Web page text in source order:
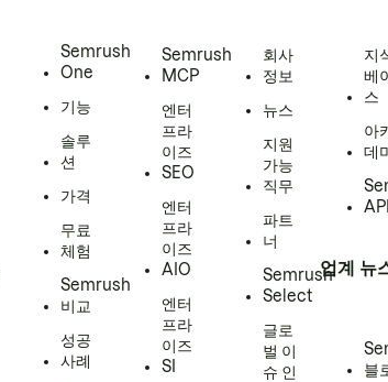
Semrush
One
기능
솔루
션
가격
무료
체험
Semrush
비교
성공
사례
Semrush
MCP
엔터
프라
이즈
SEO
엔터
프라
이즈
AIO
엔터
프라
이즈
SI
회사
정보
뉴스
지원
가능
직무
파트
너
Semrush
Select
글로
벌 이
슈 인
지
베
스
아
데
업계 뉴
블